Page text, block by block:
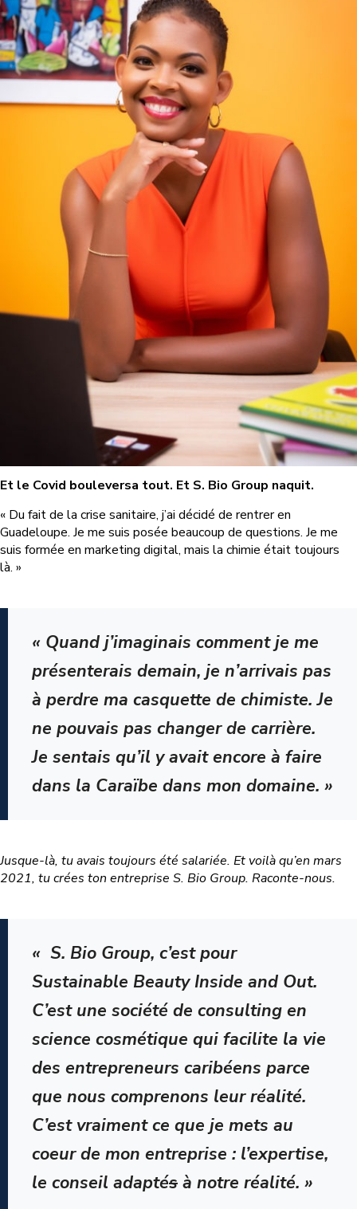
Et le Covid bouleversa tout. Et S. Bio Group naquit.
« Du fait de la crise sanitaire, j’ai décidé de rentrer en
Guadeloupe. Je me suis posée beaucoup de questions. Je me
suis formée en marketing digital, mais la chimie était toujours
là. »
« Quand j’imaginais comment je me
présenterais demain, je n’arrivais pas
à perdre ma casquette de chimiste. Je
ne pouvais pas changer de carrière.
Je sentais qu’il y avait encore à faire
dans la Caraïbe dans mon domaine. »
Jusque-là, tu avais toujours été salariée. Et voilà qu’en mars
2021, tu crées ton entreprise S. Bio Group. Raconte-nous.
« S. Bio Group, c’est pour
Sustainable Beauty Inside and Out.
C’est une société de consulting en
science cosmétique qui facilite la vie
des entrepreneurs caribéens parce
que nous comprenons leur réalité.
C’est vraiment ce que je mets au
coeur de mon entreprise : l’expertise,
le conseil adaptés à notre réalité. »